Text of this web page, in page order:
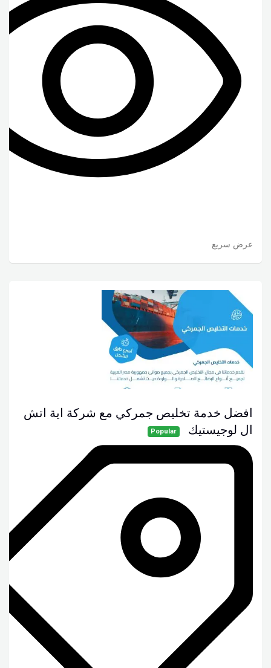
عرض سريع
افضل خدمة تخليص جمركي مع شركة اية اتش
ال لوجيستيك
Popular